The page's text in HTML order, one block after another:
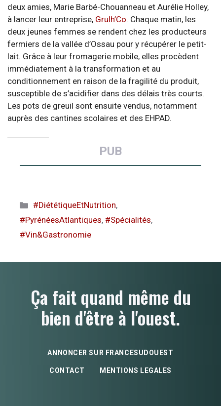
deux amies, Marie Barbé-Chouanneau et Aurélie Holley,
à lancer leur entreprise, Grulh’Co. Chaque matin, les
deux jeunes femmes se rendent chez les producteurs
fermiers de la vallée d’Ossau pour y récupérer le petit-
lait. Grâce à leur fromagerie mobile, elles procèdent
immédiatement à la transformation et au
conditionnement en raison de la fragilité du produit,
susceptible de s’acidifier dans des délais très courts.
Les pots de greuil sont ensuite vendus, notamment
auprès des cantines scolaires et des EHPAD.
PUB
Catégories
#DiététiqueEtNutrition,
#PyrénéesAtlantiques, #Spécialités,
#Vin&Gastronomie
Ça fait quand même du
bien d'être à l'ouest.
ANNONCER SUR FRANCESUDOUEST
CONTACT MENTIONS LEGALES